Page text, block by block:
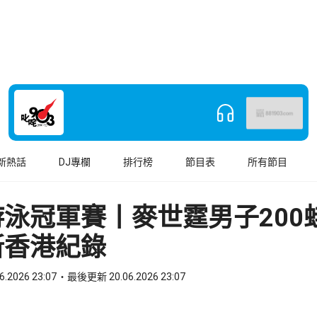
熱話 DJ專欄 排行榜 節目表 所有節目
冠軍賽丨麥世霆男子200
港紀錄
23:07 最後更新 20.06.2026 23:07